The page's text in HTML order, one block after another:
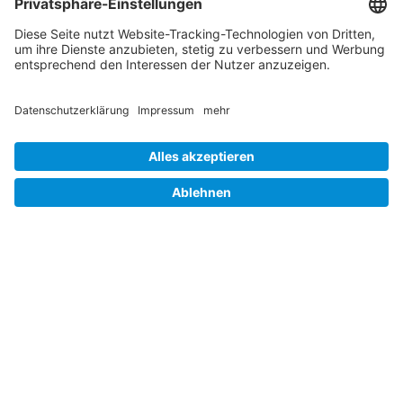
Unsere Partner
Cookie-Einstellungen
Barrierefreiheit